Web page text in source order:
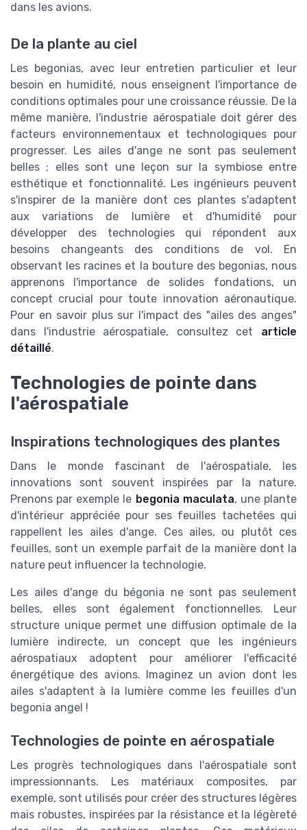
dans les avions.
De la plante au ciel
Les begonias, avec leur entretien particulier et leur
besoin en humidité, nous enseignent l'importance de
conditions optimales pour une croissance réussie. De la
même manière, l'industrie aérospatiale doit gérer des
facteurs environnementaux et technologiques pour
progresser. Les ailes d'ange ne sont pas seulement
belles ; elles sont une leçon sur la symbiose entre
esthétique et fonctionnalité. Les ingénieurs peuvent
s'inspirer de la manière dont ces plantes s'adaptent
aux variations de lumière et d'humidité pour
développer des technologies qui répondent aux
besoins changeants des conditions de vol. En
observant les racines et la bouture des begonias, nous
apprenons l'importance de solides fondations, un
concept crucial pour toute innovation aéronautique.
Pour en savoir plus sur l'impact des "ailes des anges"
dans l'industrie aérospatiale, consultez cet article
détaillé.
Technologies de pointe dans
l'aérospatiale
Inspirations technologiques des plantes
Dans le monde fascinant de l'aérospatiale, les
innovations sont souvent inspirées par la nature.
Prenons par exemple le begonia maculata, une plante
d'intérieur appréciée pour ses feuilles tachetées qui
rappellent les ailes d'ange. Ces ailes, ou plutôt ces
feuilles, sont un exemple parfait de la manière dont la
nature peut influencer la technologie.
Les ailes d'ange du bégonia ne sont pas seulement
belles, elles sont également fonctionnelles. Leur
structure unique permet une diffusion optimale de la
lumière indirecte, un concept que les ingénieurs
aérospatiaux adoptent pour améliorer l'efficacité
énergétique des avions. Imaginez un avion dont les
ailes s'adaptent à la lumière comme les feuilles d'un
begonia angel !
Technologies de pointe en aérospatiale
Les progrès technologiques dans l'aérospatiale sont
impressionnants. Les matériaux composites, par
exemple, sont utilisés pour créer des structures légères
mais robustes, inspirées par la résistance et la légèreté